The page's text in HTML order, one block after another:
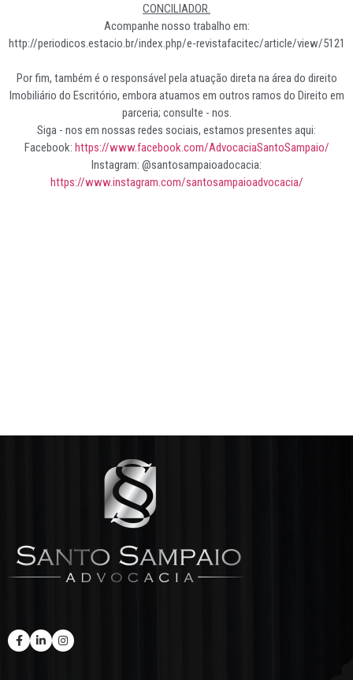
CONCILIADOR.
Acompanhe nosso trabalho em:
http://periodicos.estacio.br/index.php/e-revistafacitec/article/view/5121
Por fim, também é o responsável pela atuação direta na área do direito
Imobiliário do Escritório, embora atuamos em outros ramos do Direito em
parceria; consulte - nos.
Siga - nos em nossas redes sociais, estamos presentes aqui:
Facebook: https://www.facebook.com/AdvocaciaSantoSampaio/
Instagram: @santosampaioadocacia:
https://www.instagram.com/santosampaioadvocacia/